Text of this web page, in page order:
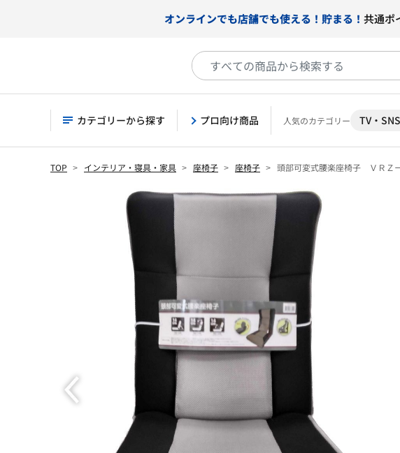
オンラインでも店舗でも使える！貯まる！ 共通ポ
カテゴリーから探す プロ向け商品 人気のカテゴリー TV・
TOP インテリア・寝具・家具 座椅子 座椅子 頭部可変式腰楽座椅子 ＶＲＺ